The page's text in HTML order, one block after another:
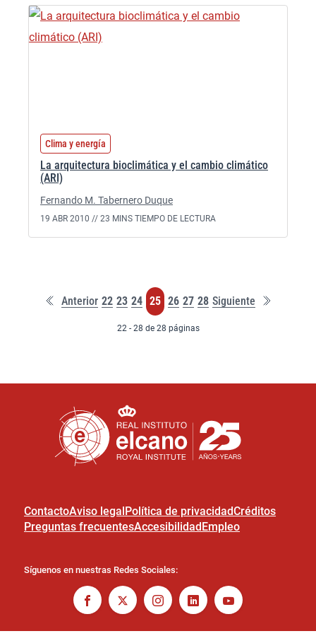
Clima y energía
La arquitectura bioclimática y el cambio climático
(ARI)
Fernando M. Tabernero Duque
19 ABR 2010 // 23 MINS TIEMPO DE LECTURA
Primera
página
Anterior Página
22 Página
23 Página
24 Página
25 Página
26 Página
27 Página
28 Siguiente
Última
página
22 - 28 de 28 páginas
ContactoAviso legalPolítica de privacidadCréditos
Preguntas frecuentesAccesibilidadEmpleo
Síguenos en nuestras Redes Sociales: